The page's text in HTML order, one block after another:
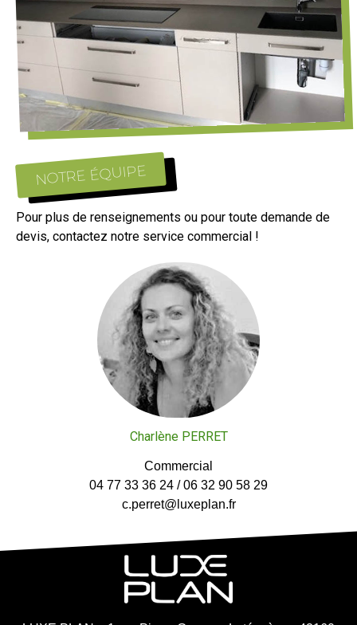
NOTRE ÉQUIPE
Pour plus de renseignements ou pour toute demande de
devis, contactez notre service commercial !
Charlène PERRET
Commercial
04 77 33 36 24 / 06 32 90 58 29
c.perret@luxeplan.fr